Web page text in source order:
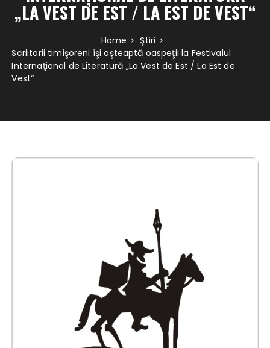
„LA VEST DE EST / LA EST DE VEST“
Home
Ştiri
Scriitorii timişoreni îşi aşteaptă oaspeţii la Festivalul
Internaţional de Literatură „La Vest de Est / La Est de
Vest“